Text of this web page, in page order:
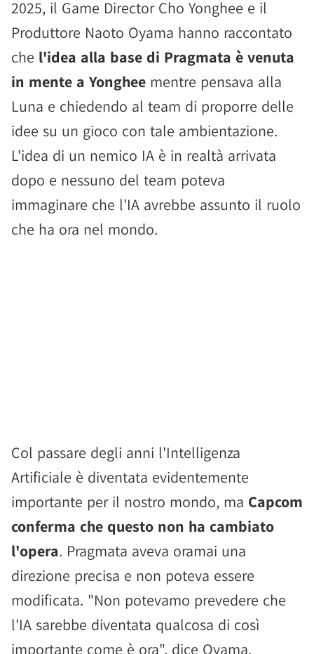
2025, il Game Director Cho Yonghee e il
Produttore Naoto Oyama hanno raccontato
che l'idea alla base di Pragmata è venuta
in mente a Yonghee mentre pensava alla
Luna e chiedendo al team di proporre delle
idee su un gioco con tale ambientazione.
L'idea di un nemico IA è in realtà arrivata
dopo e nessuno del team poteva
immaginare che l'IA avrebbe assunto il ruolo
che ha ora nel mondo.
Col passare degli anni l'Intelligenza
Artificiale è diventata evidentemente
importante per il nostro mondo, ma Capcom
conferma che questo non ha cambiato
l'opera. Pragmata aveva oramai una
direzione precisa e non poteva essere
modificata. "Non potevamo prevedere che
l'IA sarebbe diventata qualcosa di così
importante come è ora", dice Oyama.